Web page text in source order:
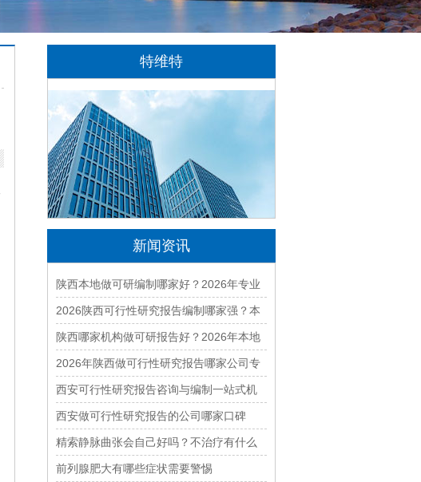
特维特
特维特科技（TecWit Technology）是一
家专注于数字化技术创新与应用的科技企业。
公司致力于为客户提供涵盖人工智能、软件开
发、网站建设、云计算、大数据及数字营销等
领域的综合解决方案...[详情]
新闻资讯
陕西本地做可研编制哪家好？2026年专业
可行性研究机构精选
2026陕西可行性研究报告编制哪家强？本
地口碑好的公司推荐
陕西哪家机构做可研报告好？2026年本地
优质编制单位盘点
2026年陕西做可行性研究报告哪家公司专
业靠谱值得推荐
西安可行性研究报告咨询与编制一站式机
构如何选？2026年全流程服务解析
西安做可行性研究报告的公司哪家口碑
好？2026年本地资深编制团队推荐
精索静脉曲张会自己好吗？不治疗有什么
后果
前列腺肥大有哪些症状需要警惕